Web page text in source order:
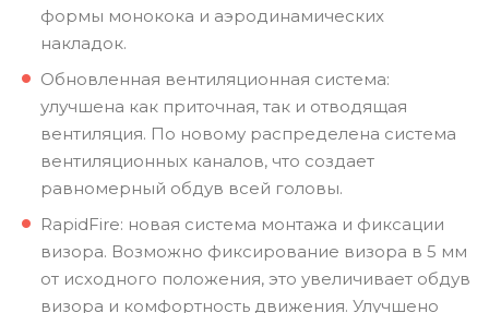
формы монокока и аэродинамических
накладок.
Обновленная вентиляционная система:
улучшена как приточная, так и отводящая
вентиляция. По новому распределена система
вентиляционных каналов, что создает
равномерный обдув всей головы.
RapidFire: новая система монтажа и фиксации
визора. Возможно фиксирование визора в 5 мм
от исходного положения, это увеличивает обдув
визора и комфортность движения. Улучшено